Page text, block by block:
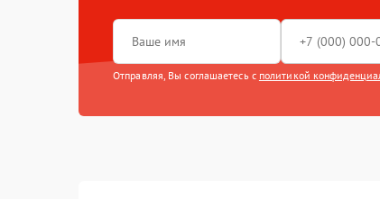
Отправляя, Вы соглашаетесь с политикой